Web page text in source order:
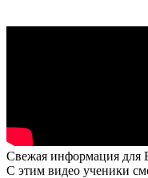
Свежая информация
С этим видео ученики